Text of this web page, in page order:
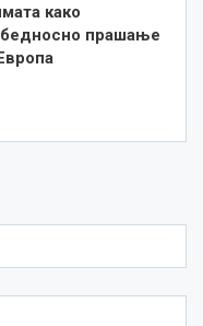
како
прашање